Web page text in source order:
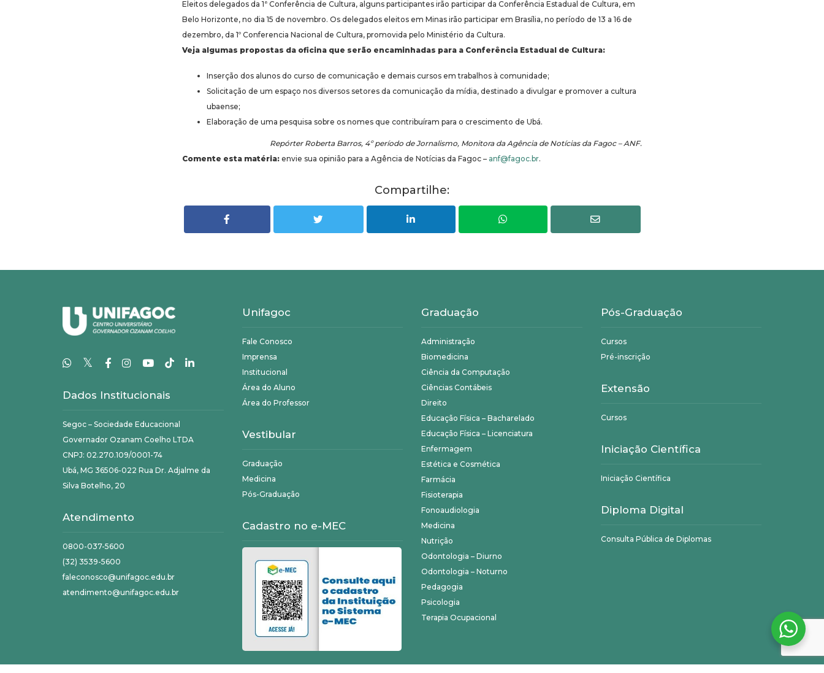
Eleitos delegados da 1ª Conferência de Cultura, alguns participantes irão participar da Conferência Estadual de Cultura, em
Belo Horizonte, no dia 15 de novembro. Os delegados eleitos em Minas irão participar em Brasília, no período de 13 a 16 de
dezembro, da 1º Conferencia Nacional de Cultura, promovida pelo Ministério da Cultura.
Veja algumas propostas da oficina que serão encaminhadas para a Conferência Estadual de Cultura:
Inserção dos alunos do curso de comunicação e demais cursos em trabalhos à comunidade;
Solicitação de um espaço nos diversos setores da comunicação da mídia, destinado a divulgar e promover a cultura
ubaense;
Elaboração de uma pesquisa sobre os nomes que contribuíram para o crescimento de Ubá.
Repórter Roberta Barros, 4º período de Jornalismo, Monitora da Agência de Notícias da Fagoc – ANF.
Comente esta matéria: envie sua opinião para a Agência de Notícias da Fagoc – anf@fagoc.br.
Compartilhe:
𝕏
Dados Institucionais
Segoc – Sociedade Educacional
Governador Ozanam Coelho LTDA
CNPJ: 02.270.109/0001-74
Ubá, MG 36506-022 Rua Dr. Adjalme da
Silva Botelho, 20
Atendimento
0800-037-5600
(32) 3539-5600
faleconosco@unifagoc.edu.br
atendimento@unifagoc.edu.br
Unifagoc
Fale Conosco
Imprensa
Institucional
Área do Aluno
Área do Professor
Vestibular
Graduação
Medicina
Pós-Graduação
Cadastro no e-MEC
Graduação
Administração
Biomedicina
Ciência da Computação
Ciências Contábeis
Direito
Educação Física – Bacharelado
Educação Física – Licenciatura
Enfermagem
Estética e Cosmética
Farmácia
Fisioterapia
Fonoaudiologia
Medicina
Nutrição
Odontologia – Diurno
Odontologia – Noturno
Pedagogia
Psicologia
Terapia Ocupacional
Pós-Graduação
Cursos
Pré-inscrição
Extensão
Cursos
Iniciação Científica
Iniciação Científica
Diploma Digital
Consulta Pública de Diplomas